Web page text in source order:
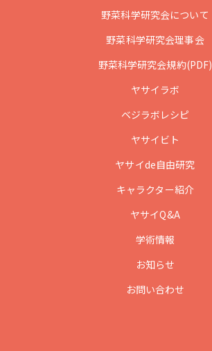
野菜科学研究会について
野菜科学研究会理事会
野菜科学研究会規約(PDF)
ヤサイラボ
ベジラボレシピ
ヤサイビト
ヤサイde自由研究
キャラクター紹介
ヤサイQ&A
学術情報
お知らせ
お問い合わせ